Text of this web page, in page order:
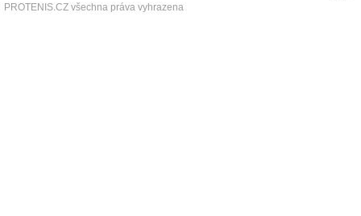
PROTENIS.CZ všechna práva vyhrazena